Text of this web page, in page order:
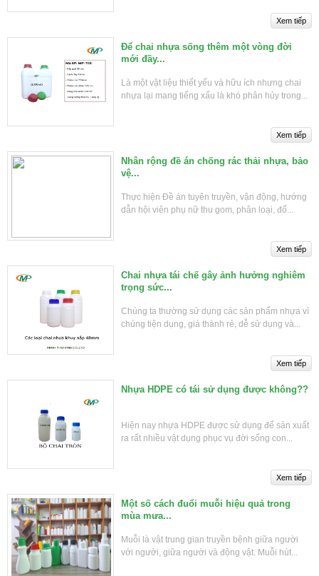
Để chai nhựa sống thêm một vòng đời
mới đầy...
Là một vật liệu thiết yếu và hữu ích nhưng chai
nhựa lại mang tiếng xấu là khó phân hủy trong...
Nhân rộng đề án chống rác thải nhựa, bảo
vệ...
Thực hiện Đề án tuyên truyền, vận động, hướng
dẫn hội viên phụ nữ thu gom, phân loại, đổ...
Chai nhựa tái chế gây ảnh hưởng nghiêm
trọng sức...
Chúng ta thường sử dụng các sản phẩm nhựa vì
chúng tiện dụng, giá thành rẻ, dễ sử dụng và...
Nhựa HDPE có tái sử dụng được không??
Hiện nay nhựa HDPE được sử dụng để sản xuất
ra rất nhiều vật dụng phục vụ đời sống con...
Một số cách đuổi muỗi hiệu quả trong
mùa mưa...
Muỗi là vật trung gian truyền bệnh giữa người
với người, giữa người và động vật. Muỗi hút...